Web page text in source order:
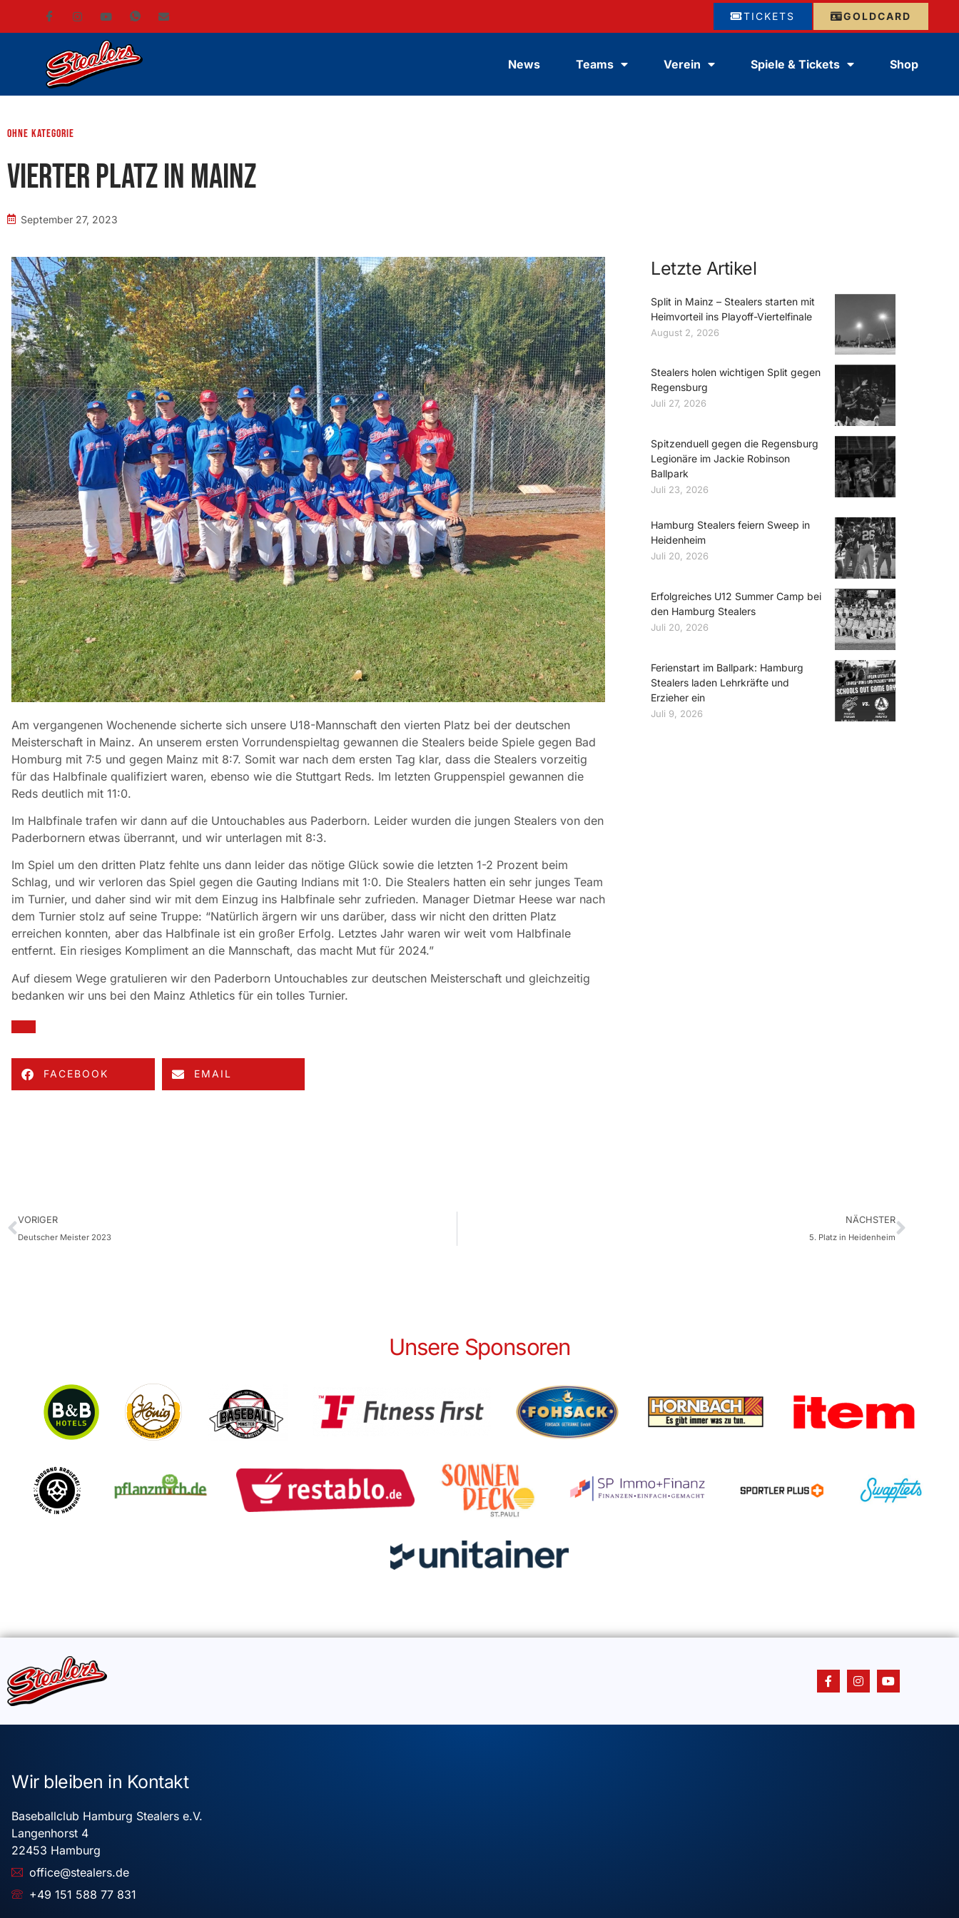
GOLDCARD
TICKETS
News Teams Verein Spiele & Tickets Shop
ohne Kategorie
Vierter Platz in Mainz
September 27, 2023
Am vergangenen Wochenende sicherte sich unsere U18-Mannschaft den vierten Platz bei der deutschen
Meisterschaft in Mainz. An unserem ersten Vorrundenspieltag gewannen die Stealers beide Spiele gegen Bad
Homburg mit 7:5 und gegen Mainz mit 8:7. Somit war nach dem ersten Tag klar, dass die Stealers vorzeitig
für das Halbfinale qualifiziert waren, ebenso wie die Stuttgart Reds. Im letzten Gruppenspiel gewannen die
Reds deutlich mit 11:0.
Im Halbfinale trafen wir dann auf die Untouchables aus Paderborn. Leider wurden die jungen Stealers von den
Paderbornern etwas überrannt, und wir unterlagen mit 8:3.
Im Spiel um den dritten Platz fehlte uns dann leider das nötige Glück sowie die letzten 1-2 Prozent beim
Schlag, und wir verloren das Spiel gegen die Gauting Indians mit 1:0. Die Stealers hatten ein sehr junges Team
im Turnier, und daher sind wir mit dem Einzug ins Halbfinale sehr zufrieden. Manager Dietmar Heese war nach
dem Turnier stolz auf seine Truppe: “Natürlich ärgern wir uns darüber, dass wir nicht den dritten Platz
erreichen konnten, aber das Halbfinale ist ein großer Erfolg. Letztes Jahr waren wir weit vom Halbfinale
entfernt. Ein riesiges Kompliment an die Mannschaft, das macht Mut für 2024.”
Auf diesem Wege gratulieren wir den Paderborn Untouchables zur deutschen Meisterschaft und gleichzeitig
bedanken wir uns bei den Mainz Athletics für ein tolles Turnier.
FACEBOOK EMAIL
Letzte Artikel
Split in Mainz – Stealers starten mit
Heimvorteil ins Playoff-Viertelfinale
August 2, 2026
Stealers holen wichtigen Split gegen
Regensburg
Juli 27, 2026
Spitzenduell gegen die Regensburg
Legionäre im Jackie Robinson
Ballpark
Juli 23, 2026
Hamburg Stealers feiern Sweep in
Heidenheim
Juli 20, 2026
Erfolgreiches U12 Summer Camp bei
den Hamburg Stealers
Juli 20, 2026
Ferienstart im Ballpark: Hamburg
Stealers laden Lehrkräfte und
Erzieher ein
Juli 9, 2026
VORIGER
Deutscher Meister 2023
NÄCHSTER
5. Platz in Heidenheim
Unsere Sponsoren
Wir bleiben in Kontakt
Baseballclub Hamburg Stealers e.V.
Langenhorst 4
22453 Hamburg
office@stealers.de
+49 151 588 77 831